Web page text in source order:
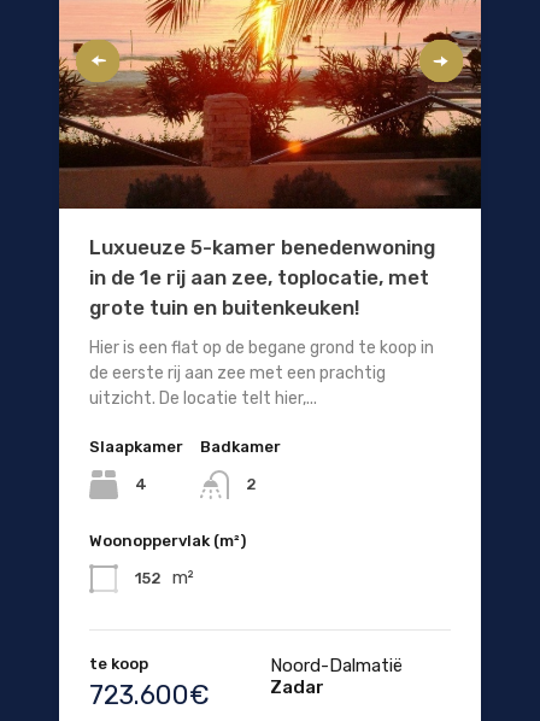
Luxueuze 5-kamer benedenwoning
in de 1e rij aan zee, toplocatie, met
grote tuin en buitenkeuken!
Hier is een flat op de begane grond te koop in
de eerste rij aan zee met een prachtig
uitzicht. De locatie telt hier,...
Slaapkamer
4
Badkamer
2
Woonoppervlak (m²)
152 m²
te koop
723.600€
Noord-Dalmatië
Zadar